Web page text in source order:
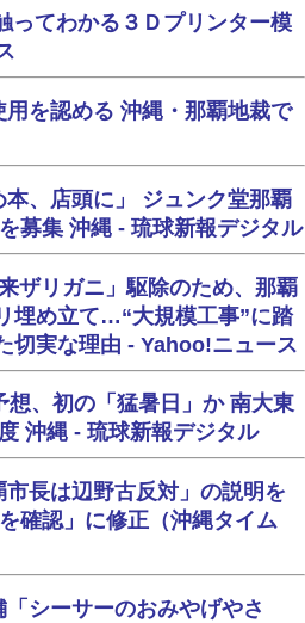
ってわかる３Ｄプリンター模
を認める 沖縄・那覇地裁で
本、店頭に」 ジュンク堂那覇
募集 沖縄 - 琉球新報デジタル
ザリガニ」駆除のため、那覇
埋め立て…“大規模工事”に踏
切実な理由 - Yahoo!ニュース
想、初の「猛暑日」か 南大東
沖縄 - 琉球新報デジタル
長は辺野古反対」の説明を
確認」に修正（沖縄タイム
「シーサーのおみやげやさ